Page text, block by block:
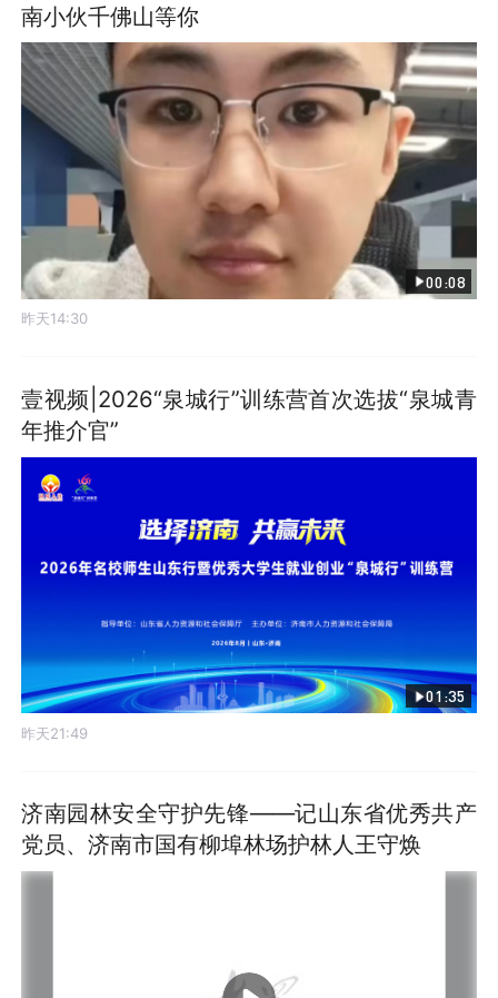
南小伙千佛山等你
00:08
昨天14:30
壹视频|2026“泉城行”训练营首次选拔“泉城青
年推介官”
01:35
昨天21:49
济南园林安全守护先锋——记山东省优秀共产
党员、济南市国有柳埠林场护林人王守焕